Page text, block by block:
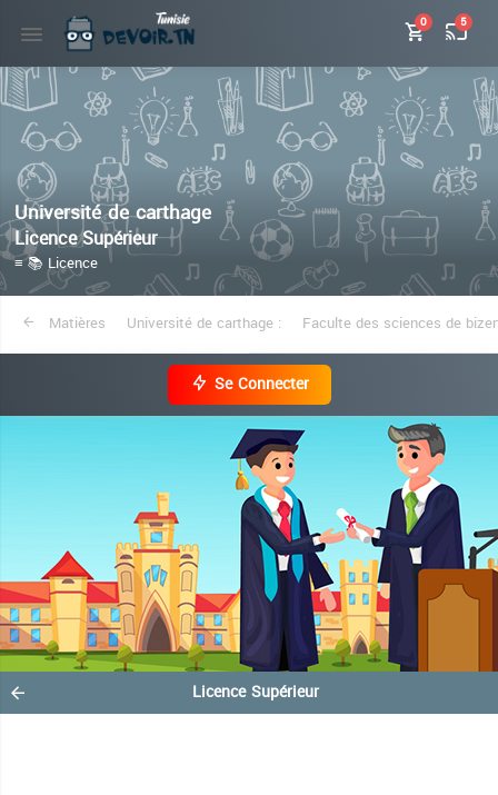
0 5
Université de carthage
Licence Supérieur
≡ 📚 Licence
Matières Université de carthage : Faculte des sciences de
Se Connecter
Licence Supérieur